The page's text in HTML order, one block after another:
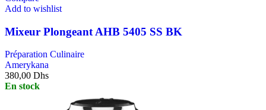
Add to wishlist
Mixeur Plongeant AHB 5405 SS BK
Préparation Culinaire
Amerykana
380,00 Dhs
En stock